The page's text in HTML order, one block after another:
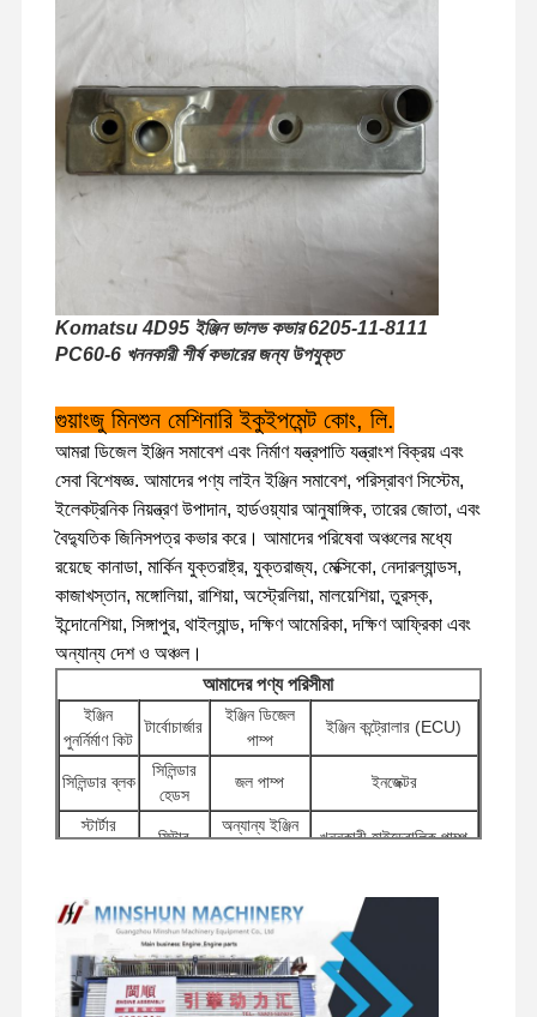
বাড়ি পণ্য ভিআর শো আমাদের সম্বন্ধে
কারখানা ভ্রমণ গুণগত মান নিয়ন্ত্রণ যোগাযোগ করুন খবর
পারকিন্স ইঞ্জিন
ইয়ানমার ইঞ্জিন
ইসুজু ইঞ্জিন
CUMMINS ইঞ্জিন
ডিজেল ইঞ্জিন
Komatsu 4D95 ইঞ্জিন ভালভ কভার 6205-11-8111
PC60-6 খননকারী শীর্ষ কভারের জন্য উপযুক্ত
গুয়াংজু মিনশুন মেশিনারি ইকুইপমেন্ট কোং, লি.
আমরা ডিজেল ইঞ্জিন সমাবেশ এবং নির্মাণ যন্ত্রপাতি যন্ত্রাংশ বিক্রয় এবং
সেবা বিশেষজ্ঞ. আমাদের পণ্য লাইন ইঞ্জিন সমাবেশ, পরিস্রাবণ সিস্টেম,
ইলেকট্রনিক নিয়ন্ত্রণ উপাদান, হার্ডওয়্যার আনুষাঙ্গিক, তারের জোতা, এবং
বৈদ্যুতিক জিনিসপত্র কভার করে। আমাদের পরিষেবা অঞ্চলের মধ্যে
রয়েছে কানাডা, মার্কিন যুক্তরাষ্ট্র, যুক্তরাজ্য, মেক্সিকো, নেদারল্যান্ডস,
কাজাখস্তান, মঙ্গোলিয়া, রাশিয়া, অস্ট্রেলিয়া, মালয়েশিয়া, তুরস্ক,
ইন্দোনেশিয়া, সিঙ্গাপুর, থাইল্যান্ড, দক্ষিণ আমেরিকা, দক্ষিণ আফ্রিকা এবং
অন্যান্য দেশ ও অঞ্চল।
আমাদের পণ্য পরিসীমা
ইঞ্জিন
পুনর্নির্মাণ কিট
টার্বোচার্জার
ইঞ্জিন ডিজেল
পাম্প
ইঞ্জিন কন্ট্রোলার (ECU)
সিলিন্ডার ব্লক
সিলিন্ডার
হেডস
জল পাম্প ইনজেক্টর
স্টার্টার
ফিল্টার
অন্যান্য ইঞ্জিন
খননকারী হাইড্রোলিক পাম্প
উপাদান
ভালভ
সমাবেশ